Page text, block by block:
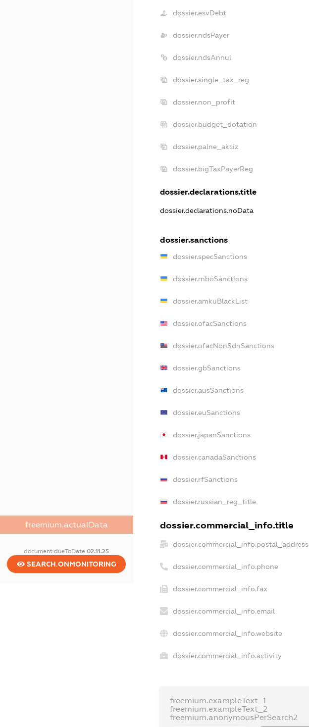
freemium.actualData
document.dueToDate02.11.25
SEARCH.ONMONITORING
dossier.esvDebt
dossier.ndsPayer
dossier.ndsAnnul
dossier.single_tax_reg
dossier.non_profit
dossier.budget_dotation
dossier.palne_akciz
dossier.bigTaxPayerReg
dossier.declarations.title
dossier.declarations.noData
dossier.sanctions
dossier.specSanctions
dossier.rnboSanctions
dossier.amkuBlackList
dossier.ofacSanctions
dossier.ofacNonSdnSanctions
dossier.gbSanctions
dossier.ausSanctions
dossier.euSanctions
dossier.japanSanctions
dossier.canadaSanctions
dossier.rfSanctions
dossier.russian_reg_title
dossier.commercial_info.title
dossier.commercial_info.postal_address
dossier.commercial_info.phone
dossier.commercial_info.fax
dossier.commercial_info.email
dossier.commercial_info.website
dossier.commercial_info.activity
freemium.exampleText_1
freemium.exampleText_2
freemium.anonymousPerSearch2